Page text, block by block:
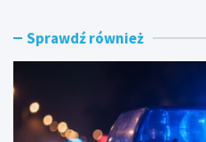
t
s
k
r
a
w
Sprawdź również